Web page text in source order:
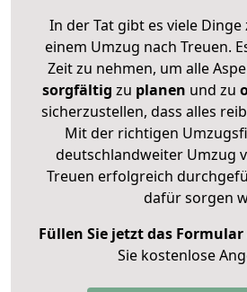
In der Tat gibt es viele
einem Umzug nach Treuen.
Zeit zu nehmen, um alle
sorgfältig zu planen und zu
sicherzustellen, dass alles
Mit der richtigen
deutschlandweiter Umzug
Treuen erfolgreich
dafür sorgen
Füllen Sie jetzt das Formular
Sie kostenlose